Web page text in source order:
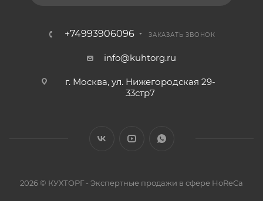
+74993906096 ЗАКАЗАТЬ ЗВОНОК
info@kuhtorg.ru
г. Москва, ул. Нижегородская 29-
33стр7
2026 © КУХТОРГ - Экспертные продажи в сфере HoReCa